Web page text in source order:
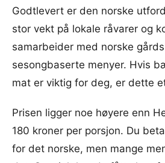
Godtlevert er den norske
stor vekt på lokale råvarer og
samarbeider med norske
sesongbaserte menyer. Hvis
mat er viktig for deg, er dette
Prisen ligger noe høyere enn
180 kroner per porsjon. Du
for det norske, men mange